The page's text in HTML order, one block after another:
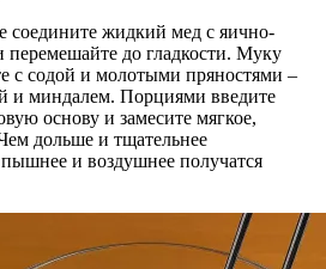
соедините жидкий мед с яично-
перемешайте до гладкости. Муку
с содой и молотыми пряностями –
и миндалем. Порциями введите
основу и замесите мягкое,
дольше и тщательнее
и воздушнее получатся